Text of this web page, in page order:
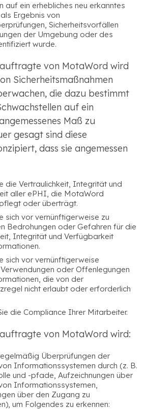
auf ein erhebliches neu erkanntes
Ergebnis von
Sicherheitsvorfällen
der Umgebung oder des
wurde.
von MotaWord wird
Sicherheitsmaßnahmen
die dazu bestimmt
auf ein
Maß zu
gesagt sind diese
dass sie angemessen
die Vertraulichkeit, Integrität und
aller ePHI, die MotaWord
oder überträgt.
sich vor vernünftigerweise zu
Bedrohungen oder Gefahren für die
Integrität und Verfügbarkeit
sich vor vernünftigerweise
oder Offenlegungen
die von der
nicht erlaubt oder erforderlich
die Compliance Ihrer Mitarbeiter.
von MotaWord wird:
Überprüfungen der
Informationssystemen durch (z. B.
und -pfade, Aufzeichnungen über
Informationssystemen,
über den Zugang zu
um Folgendes zu erkennen: